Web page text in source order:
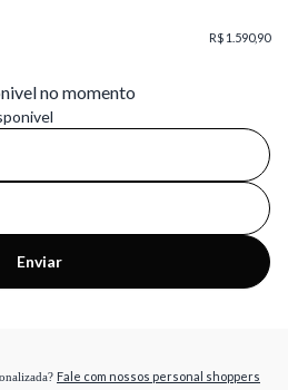
R$ 1.590,90
no momento
Enviar
Fale com nossos personal shoppers